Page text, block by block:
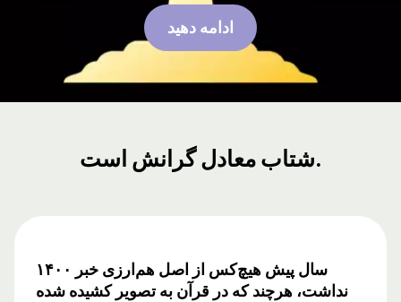
ادامه دهید
شتاب معادل گرانش است.
۱۴۰۰ سال پیش هیچ‌کس از اصل هم‌ارزی خبر
نداشت، هرچند که در قرآن به تصویر کشیده شده